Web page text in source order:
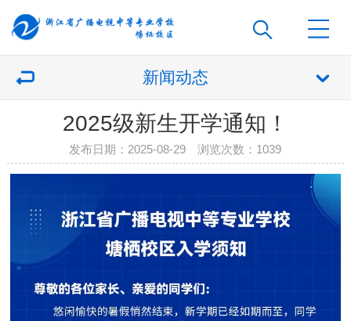
新闻动态
2025级新生开学通知！
发布日期：2025-08-29 浏览次数： 1039